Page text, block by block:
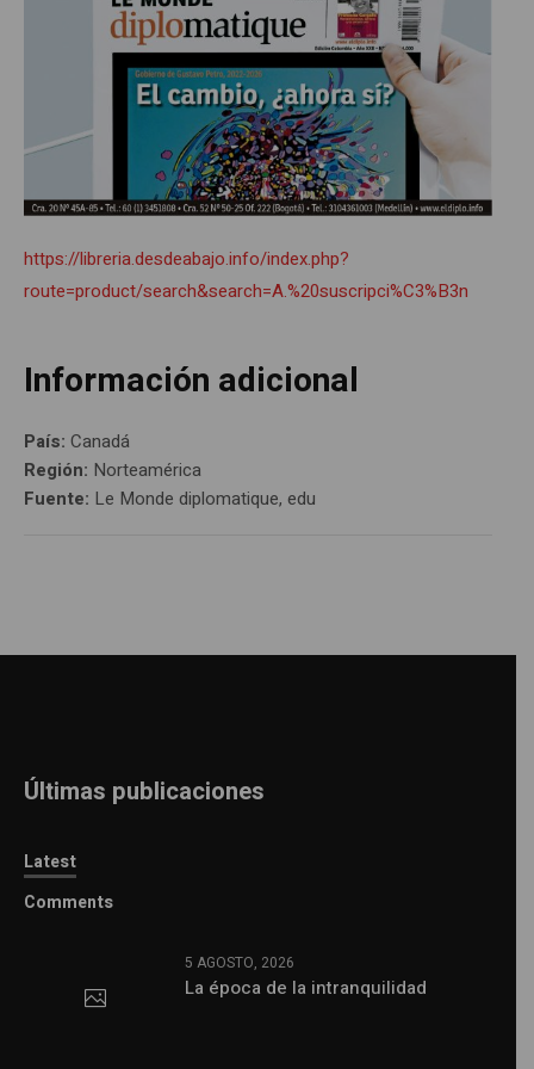
https://libreria.desdeabajo.info/index.php?
route=product/search&search=A.%20suscripci%C3%B3n
Información adicional
País: Canadá
Región: Norteamérica
Fuente: Le Monde diplomatique, edu
Últimas publicaciones
Latest
Comments
5 AGOSTO, 2026
La época de la intranquilidad